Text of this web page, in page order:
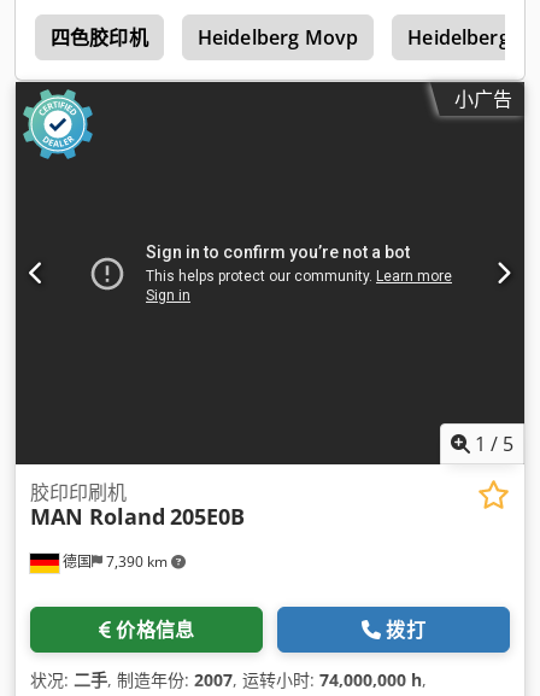
四色胶印机 Heidelberg Movp Heidelberg
小广告
1 / 5
德国 7,390 km
胶印印刷机
MAN Roland 205E0B
价格信息 拨打
状况: 二手, 制造年份: 2007, 运转小时: 74,000,000 h,